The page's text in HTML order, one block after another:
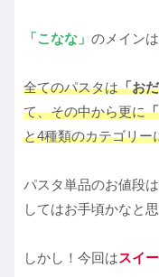
「こなな」 のメインは
全てのパスタは「お
て、その中から更に
と4種類のカテゴリー
パスタ単品のお値段
してはお手頃かなと思
しかし！今回はスイ